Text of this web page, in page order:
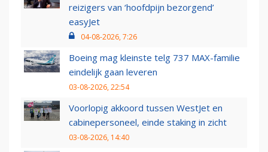
reizigers van ‘hoofdpijn bezorgend’
easyJet
04-08-2026, 7:26
Boeing mag kleinste telg 737 MAX-familie
eindelijk gaan leveren
03-08-2026, 22:54
Voorlopig akkoord tussen WestJet en
cabinepersoneel, einde staking in zicht
03-08-2026, 14:40